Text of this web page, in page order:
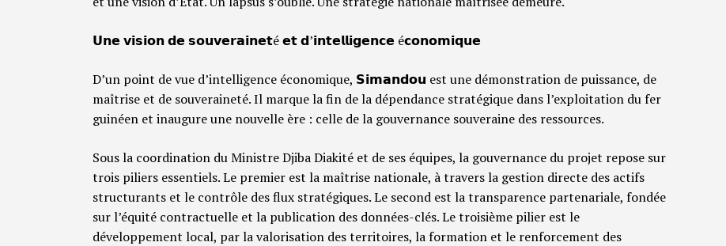
𝗨𝗻𝗲 𝘃𝗶𝘀𝗶𝗼𝗻 𝗱𝗲 𝘀𝗼𝘂𝘃𝗲𝗿𝗮𝗶𝗻𝗲𝘁é 𝗲𝘁 𝗱’𝗶𝗻𝘁𝗲𝗹𝗹𝗶𝗴𝗲𝗻𝗰𝗲 é𝗰𝗼𝗻𝗼𝗺𝗶𝗾𝘂𝗲
D’un point de vue d’intelligence économique, 𝗦𝗶𝗺𝗮𝗻𝗱𝗼𝘂 est une démonstration de puissance, de
maîtrise et de souveraineté. Il marque la fin de la dépendance stratégique dans l’exploitation du fer
guinéen et inaugure une nouvelle ère : celle de la gouvernance souveraine des ressources.
Sous la coordination du Ministre Djiba Diakité et de ses équipes, la gouvernance du projet repose sur
trois piliers essentiels. Le premier est la maîtrise nationale, à travers la gestion directe des actifs
structurants et le contrôle des flux stratégiques. Le second est la transparence partenariale, fondée
sur l’équité contractuelle et la publication des données-clés. Le troisième pilier est le
développement local, par la valorisation des territoires, la formation et le renforcement des